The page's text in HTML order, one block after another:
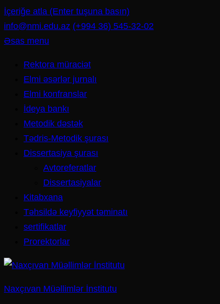
İçeriğe atla (Enter tuşuna basın)
info@nmi.edu.az (+994 36) 545-32-02
Əsas menu
Rektora müraciət
Elmi əsərlər jurnalı
Elmi konfranslar
İdeya bankı
Metodik dəstək
Tədris-Metodik şurası
Dissertasiya şurası
Avtoreferatlar
Dissertasiyalar
Kitabxana
Təhsildə keyfiyyət təminatı
sertifikatlar
Prorektorlar
Naxçıvan Müəllimlər İnstitutu